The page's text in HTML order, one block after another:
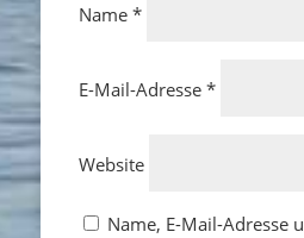
Name *
E-Mail-Adresse *
Website
Name, E-Mail-Adresse